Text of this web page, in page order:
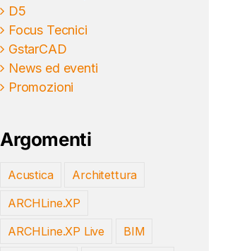
D5
Focus Tecnici
GstarCAD
News ed eventi
Promozioni
Argomenti
Acustica
Architettura
ARCHLine.XP
ARCHLine.XP Live
BIM